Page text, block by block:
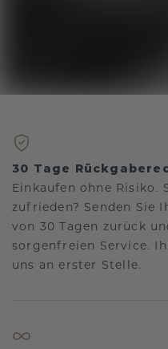
30 Tage
Einkaufen ohne Risiko.
zufrieden? Senden Sie
von 30 Tagen zurück
sorgenfreien Service.
uns an erster Stelle.